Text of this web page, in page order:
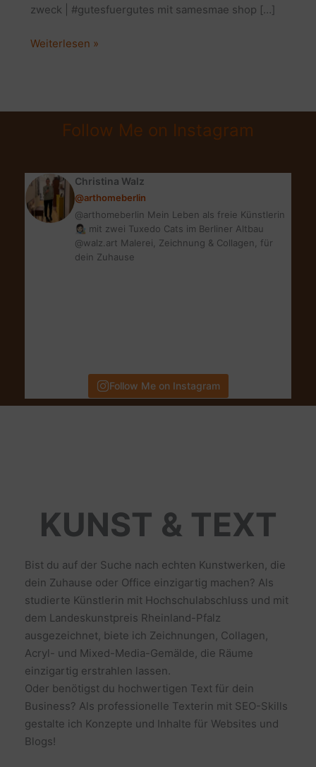
zweck | #gutesfuergutes mit samesmae shop […]
ERFOLGREICHE
FEHLER
Weiterlesen »
Follow Me on Instagram
Christina Walz
@arthomeberlin
@arthomeberlin Mein Leben als freie Künstlerin
👩🏻‍🎨 mit zwei Tuxedo Cats im Berliner Altbau
@walz.art Malerei, Zeichnung & Collagen, für
dein Zuhause
Follow Me on Instagram
KUNST & TEXT
Bist du auf der Suche nach echten Kunstwerken, die
dein Zuhause oder Office einzigartig machen? Als
studierte Künstlerin mit Hochschulabschluss und mit
dem Landeskunstpreis Rheinland-Pfalz
ausgezeichnet, biete ich Zeichnungen, Collagen,
Acryl- und Mixed-Media-Gemälde, die Räume
einzigartig erstrahlen lassen.
Oder benötigst du hochwertigen Text für dein
Business? Als professionelle Texterin mit SEO-Skills
gestalte ich Konzepte und Inhalte für Websites und
Blogs!